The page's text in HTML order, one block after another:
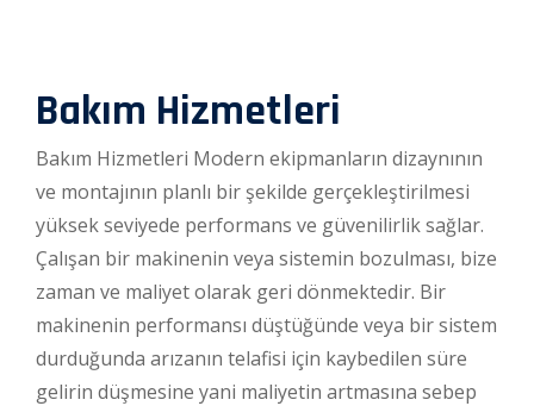
Bakım Hizmetleri
Bakım Hizmetleri Modern ekipmanların dizaynının
ve montajının planlı bir şekilde gerçekleştirilmesi
yüksek seviyede performans ve güvenilirlik sağlar.
Çalışan bir makinenin veya sistemin bozulması, bize
zaman ve maliyet olarak geri dönmektedir. Bir
makinenin performansı düştüğünde veya bir sistem
durduğunda arızanın telafisi için kaybedilen süre
gelirin düşmesine yani maliyetin artmasına sebep